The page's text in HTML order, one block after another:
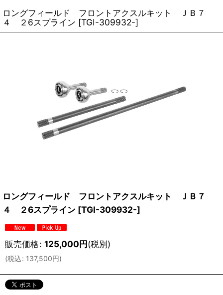
ロングフィールド フロントアクスルキット ＪＢ７
４ ２6スプライン [TGI-309932-]
ロングフィールド フロントアクスルキット ＪＢ７
４ ２6スプライン [TGI-309932-]
販売価格: 125,000円(税別)
(税込: 137,500円)